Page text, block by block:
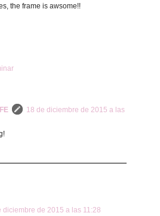
the frame is awsome!!
18 de diciembre de 2015 a las
diciembre de 2015 a las 11:28